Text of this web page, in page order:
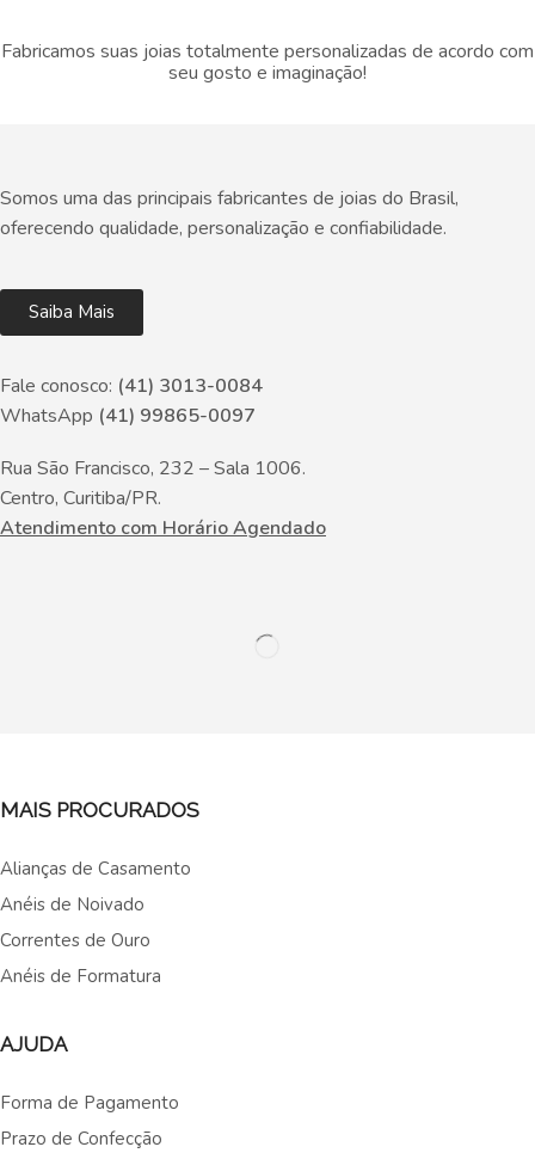
Fabricamos suas joias totalmente personalizadas de acordo com
seu gosto e imaginação!
Somos uma das principais fabricantes de joias do Brasil,
oferecendo qualidade, personalização e confiabilidade.
Saiba Mais
Fale conosco: (41) 3013-0084
WhatsApp (41) 99865-0097
Rua São Francisco, 232 – Sala 1006.
Centro, Curitiba/PR.
Atendimento com Horário Agendado
MAIS PROCURADOS
Alianças de Casamento
Anéis de Noivado
Correntes de Ouro
Anéis de Formatura
AJUDA
Forma de Pagamento
Prazo de Confecção